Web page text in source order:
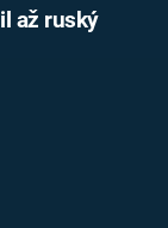
až ruský